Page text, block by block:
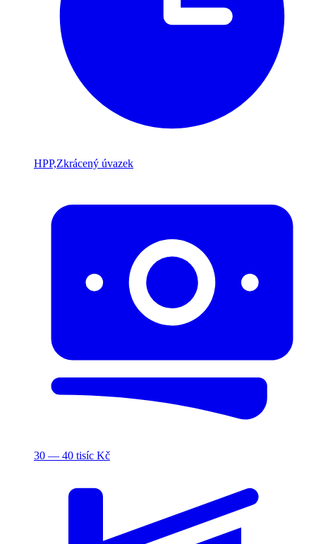
HPP,Zkrácený úvazek
30 — 40 tisíc Kč